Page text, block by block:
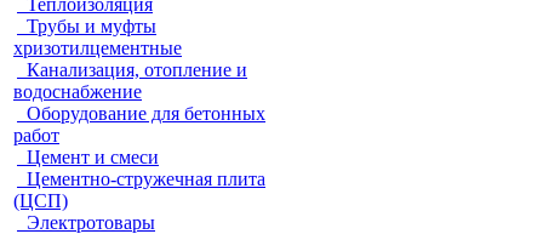
Теплоизоляция
Трубы и муфты
хризотилцементные
Канализация, отопление и
водоснабжение
Оборудование для бетонных
работ
Цемент и смеси
Цементно-стружечная плита
(ЦСП)
Электротовары